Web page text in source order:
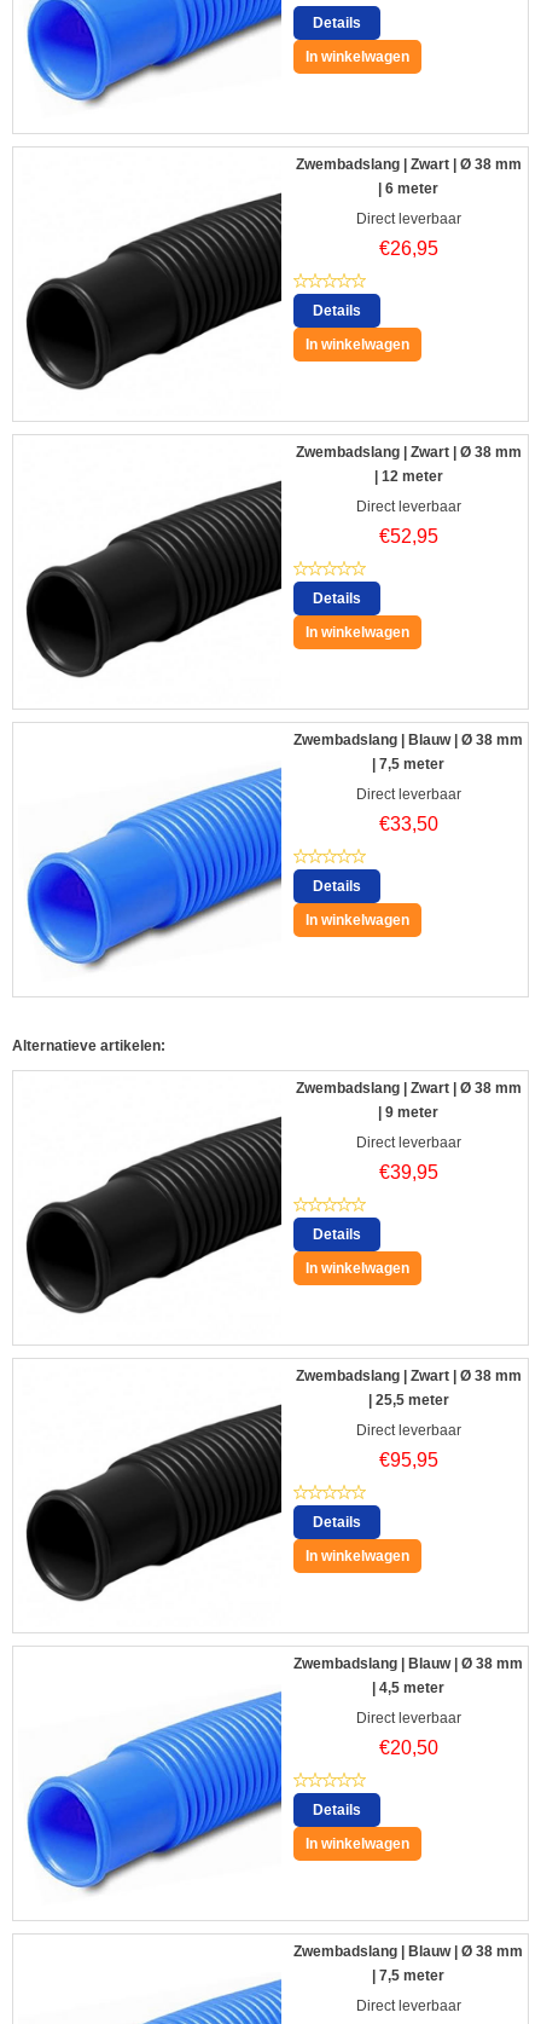
Details
In winkelwagen
Zwembadslang | Zwart | Ø 38 mm
| 6 meter
Direct leverbaar
€26,95
Details
In winkelwagen
Zwembadslang | Zwart | Ø 38 mm
| 12 meter
Direct leverbaar
€52,95
Details
In winkelwagen
Zwembadslang | Blauw | Ø 38 mm
| 7,5 meter
Direct leverbaar
€33,50
Details
In winkelwagen
Alternatieve artikelen:
Zwembadslang | Zwart | Ø 38 mm
| 9 meter
Direct leverbaar
€39,95
Details
In winkelwagen
Zwembadslang | Zwart | Ø 38 mm
| 25,5 meter
Direct leverbaar
€95,95
Details
In winkelwagen
Zwembadslang | Blauw | Ø 38 mm
| 4,5 meter
Direct leverbaar
€20,50
Details
In winkelwagen
Zwembadslang | Blauw | Ø 38 mm
| 7,5 meter
Direct leverbaar